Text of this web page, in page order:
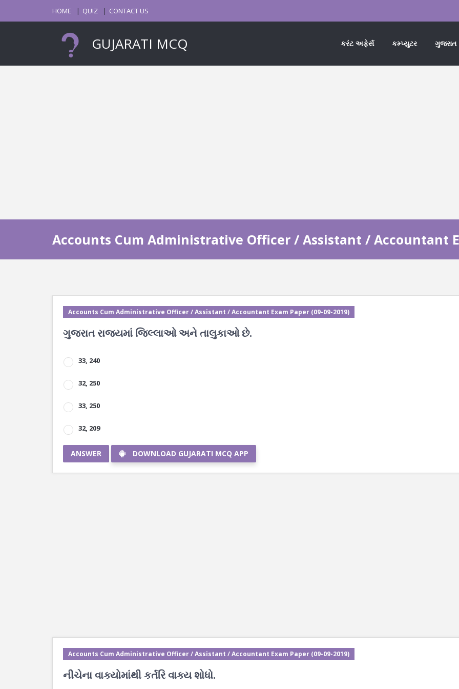
HOME QUIZ CONTACT US
GUJARATI MCQ કરંટ અફેર્સ કમ્પ્યુટર ગુજરાત
Accounts Cum Administrative Officer / Assistant / Accountant
Accounts Cum Administrative Officer / Assistant / Accountant Exam Paper (09-09-2019)
ગુજરાત રાજ્યમાં જિલ્લાઓ અને તાલુકાઓ છે.
33, 240
32, 250
33, 250
32, 209
ANSWER DOWNLOAD GUJARATI MCQ APP
Accounts Cum Administrative Officer / Assistant / Accountant Exam Paper (09-09-2019)
નીચેના વાક્યોમાંથી કર્તરિ વાક્ય શોધો.